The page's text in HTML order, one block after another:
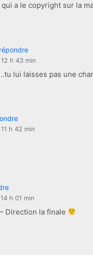
qui a le copyright sur la
répondre
h 43 min
lui laisses pas une
h 42 min
h 01 min
Direction la finale